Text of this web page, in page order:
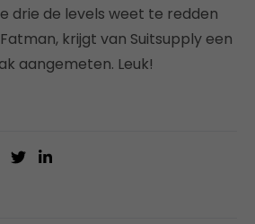
drie de levels weet te redden
krijgt van Suitsupply een
aangemeten. Leuk!